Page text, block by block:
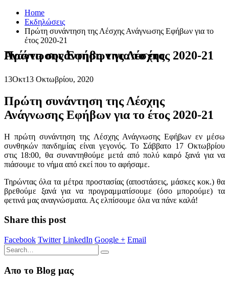
Home
Εκδηλώσεις
Πρώτη συνάντηση της Λέσχης Ανάγνωσης Εφήβων για το
έτος 2020-21
Πρώτη συνάντηση της Λέσχης Ανάγνωσης Εφήβων για το έτος 2020-21
13Οκτ13 Οκτωβρίου, 2020
Πρώτη συνάντηση της Λέσχης
Ανάγνωσης Εφήβων για το έτος 2020-21
Η πρώτη συνάντηση της Λέσχης Ανάγνωσης Εφήβων εν μέσω
συνθηκών πανδημίας είναι γεγονός. Το Σάββατο 17 Οκτωβρίου
στις 18:00, θα συναντηθούμε μετά από πολύ καιρό ξανά για να
πιάσουμε το νήμα από εκεί που το αφήσαμε.
Τηρώντας όλα τα μέτρα προστασίας (αποστάσεις, μάσκες κοκ.) θα
βρεθούμε ξανά για να προγραμματίσουμε (όσο μπορούμε) τα
φετινά μας αναγνώσματα. Ας ελπίσουμε όλα να πάνε καλά!
Share this post
Facebook Twitter LinkedIn Google + Email
Απο το Blog μας